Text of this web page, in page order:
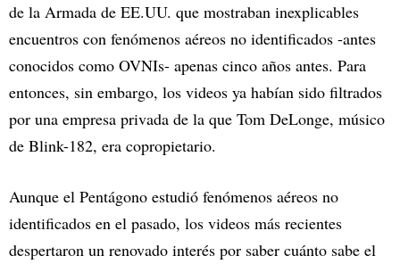
de la Armada de EE.UU. que mostraban inexplicables
encuentros con fenómenos aéreos no identificados -antes
conocidos como OVNIs- apenas cinco años antes. Para
entonces, sin embargo, los videos ya habían sido filtrados
por una empresa privada de la que Tom DeLonge, músico
de Blink-182, era copropietario.
Aunque el Pentágono estudió fenómenos aéreos no
identificados en el pasado, los videos más recientes
despertaron un renovado interés por saber cuánto sabe el